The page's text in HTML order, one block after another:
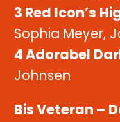
3 Red Icon’s
Sophia Meyer,
4 Adorabel
Johnsen
Bis Veteran –